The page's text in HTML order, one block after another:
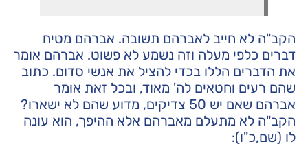
הקב"ה לא חייב לאברהם תשובה. אברהם מטיח
דברים כלפי מעלה וזה נשמע לא פשוט. אברהם אומר
את הדברים הללו בכדי להציל את אנשי סדום. כתוב
שהם רעים וחטאים לה' מאוד, ובכל זאת אומר
אברהם שאם יש 50 צדיקים, מדוע שהם לא ישארו?
הקב"ה לא מתעלם מאברהם אלא ההיפך, הוא עונה
לו (שם,כ"ו):